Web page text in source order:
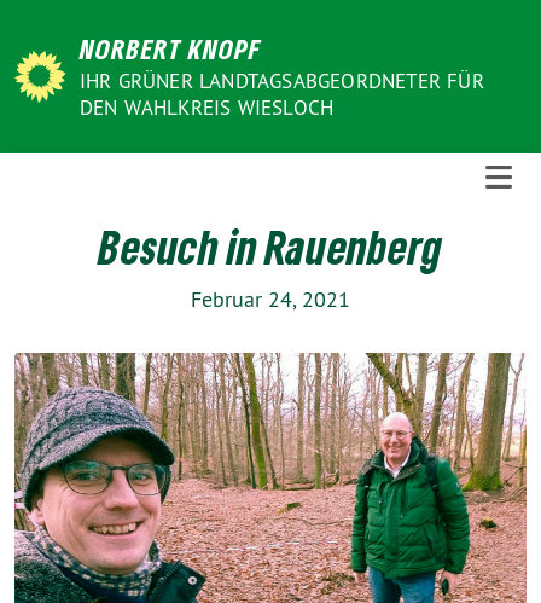
zum
Inhalt
NORBERT KNOPF
IHR GRÜNER LANDTAGSABGEORDNETER FÜR
DEN WAHLKREIS WIESLOCH
Besuch in Rauenberg
Februar 24, 2021